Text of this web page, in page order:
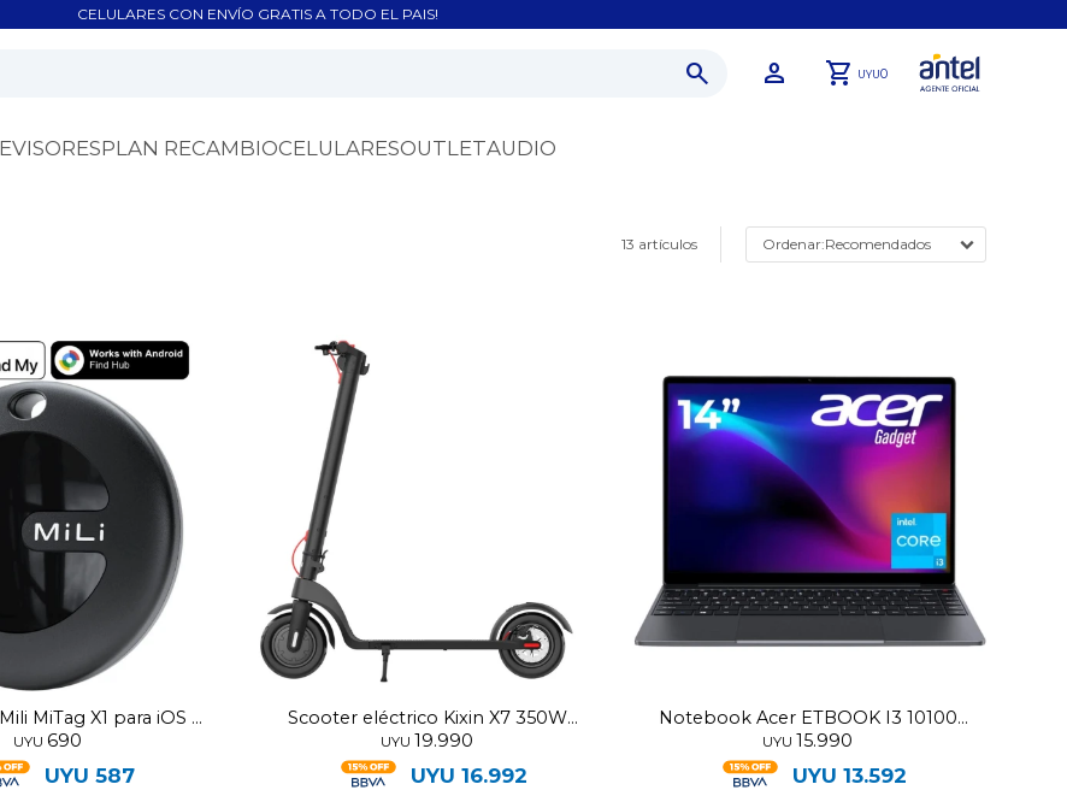
CELULARES CON ENVÍO GRATIS A TODO EL PAIS!
UYU0
PLAN RECAMBIOCELULARESOUTLETAUDIO
13 artículos Recomendados
MiTag X1 para iOS y
Android
UYU 690
UYU 587
Scooter eléctrico Kixin X7 350W
25Km
UYU 19.990
UYU 16.992
Notebook Acer ETBOOK I3 10100
256GB/8GB
UYU 15.990
UYU 13.592